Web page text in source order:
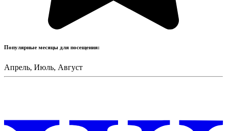
Популярные месяцы для посещения:
Апрель, Июль, Август